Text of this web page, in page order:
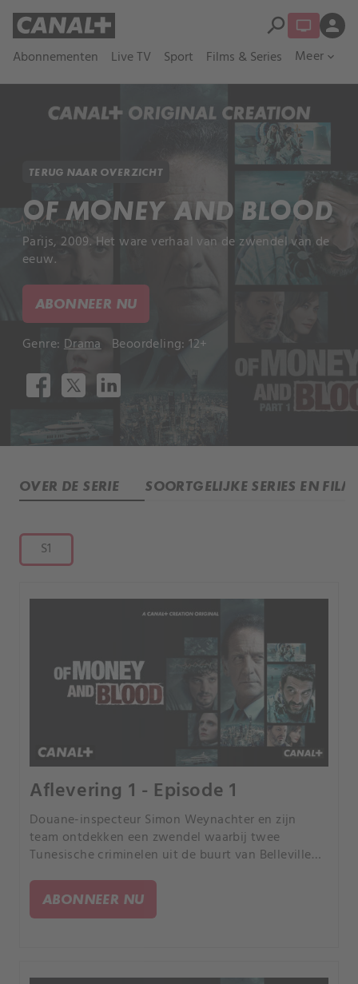
Abonnementen Live TV Sport Films & Series Meer expand_more
search person
TERUG NAAR OVERZICHT
OF MONEY AND BLOOD
Parijs, 2009. Het ware verhaal van de zwendel van de
eeuw.
ABONNEER NU
Genre: Drama Beoordeling: 12+
OVER DE SERIE SOORTGELIJKE SERIES EN
S1
Aflevering 1 - Episode 1
Douane-inspecteur Simon Weynachter en zijn
team ontdekken een zwendel waarbij twee
Tunesische criminelen uit de buurt van Belleville
zijn.ABONNEER NU